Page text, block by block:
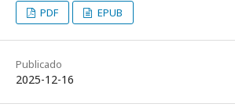
PDF EPUB
Publicado
2025-12-16